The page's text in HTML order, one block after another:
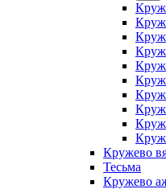
Кружево
Тесьма
Кружево